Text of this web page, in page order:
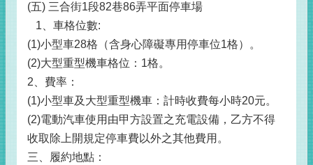
(五) 三合街1段82巷86弄平面停車場
1、車格位數:
(1)小型車28格（含身心障礙專用停車位1格）。
(2)大型重型機車格位：1格。
2、費率：
(1)小型車及大型重型機車：計時收費每小時20元。
(2)電動汽車使用由甲方設置之充電設備，乙方不得
收取除上開規定停車費以外之其他費用。
三、履約地點：